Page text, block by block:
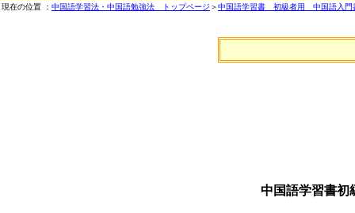
現在の位置 ： 中国語学習法・中国語勉強法 トップページ ＞中国語学習書 初級者用 中国語入門
中国語学習書